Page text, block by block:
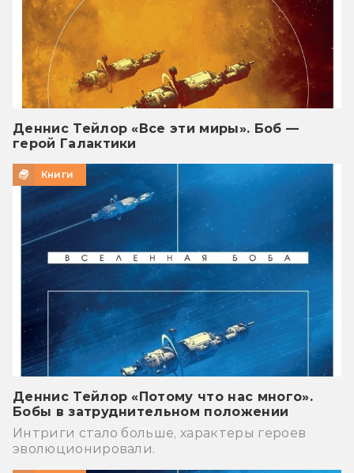
Деннис Тейлор «Все эти миры». Боб —
герой Галактики
Книги
Деннис Тейлор «Потому что нас много».
Бобы в затруднительном положении
Интриги стало больше, характеры героев
эволюционировали.